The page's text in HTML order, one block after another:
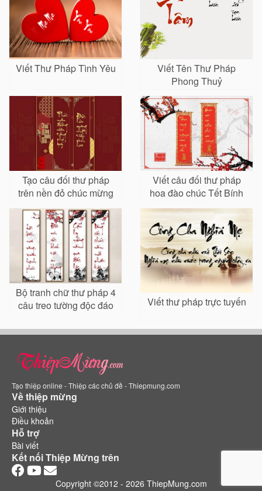
Viết Thư Pháp Tình Yêu
Viết Tên Thư Pháp
Phong Thuỷ
Tạo câu đối thư pháp
trên nền đỏ chúc mừng
năm mới
Viết câu đối thư pháp
hoa đào chúc Tết Bính
Ngọ 2026
Bộ tranh chữ thư pháp 4
câu treo tường độc đáo
Viết thư pháp trực tuyến
Tạo thiệp online - Thiệp các chủ đề - Thiepmung.com
Về thiệp mừng
Giới thiệu
Điều khoản
Hỗ trợ
Bài viết
Kết nối Thiệp Mừng trên
Copyright ©2012 - 2026 ThiepMung.com